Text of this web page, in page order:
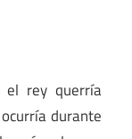
el rey querría
durante